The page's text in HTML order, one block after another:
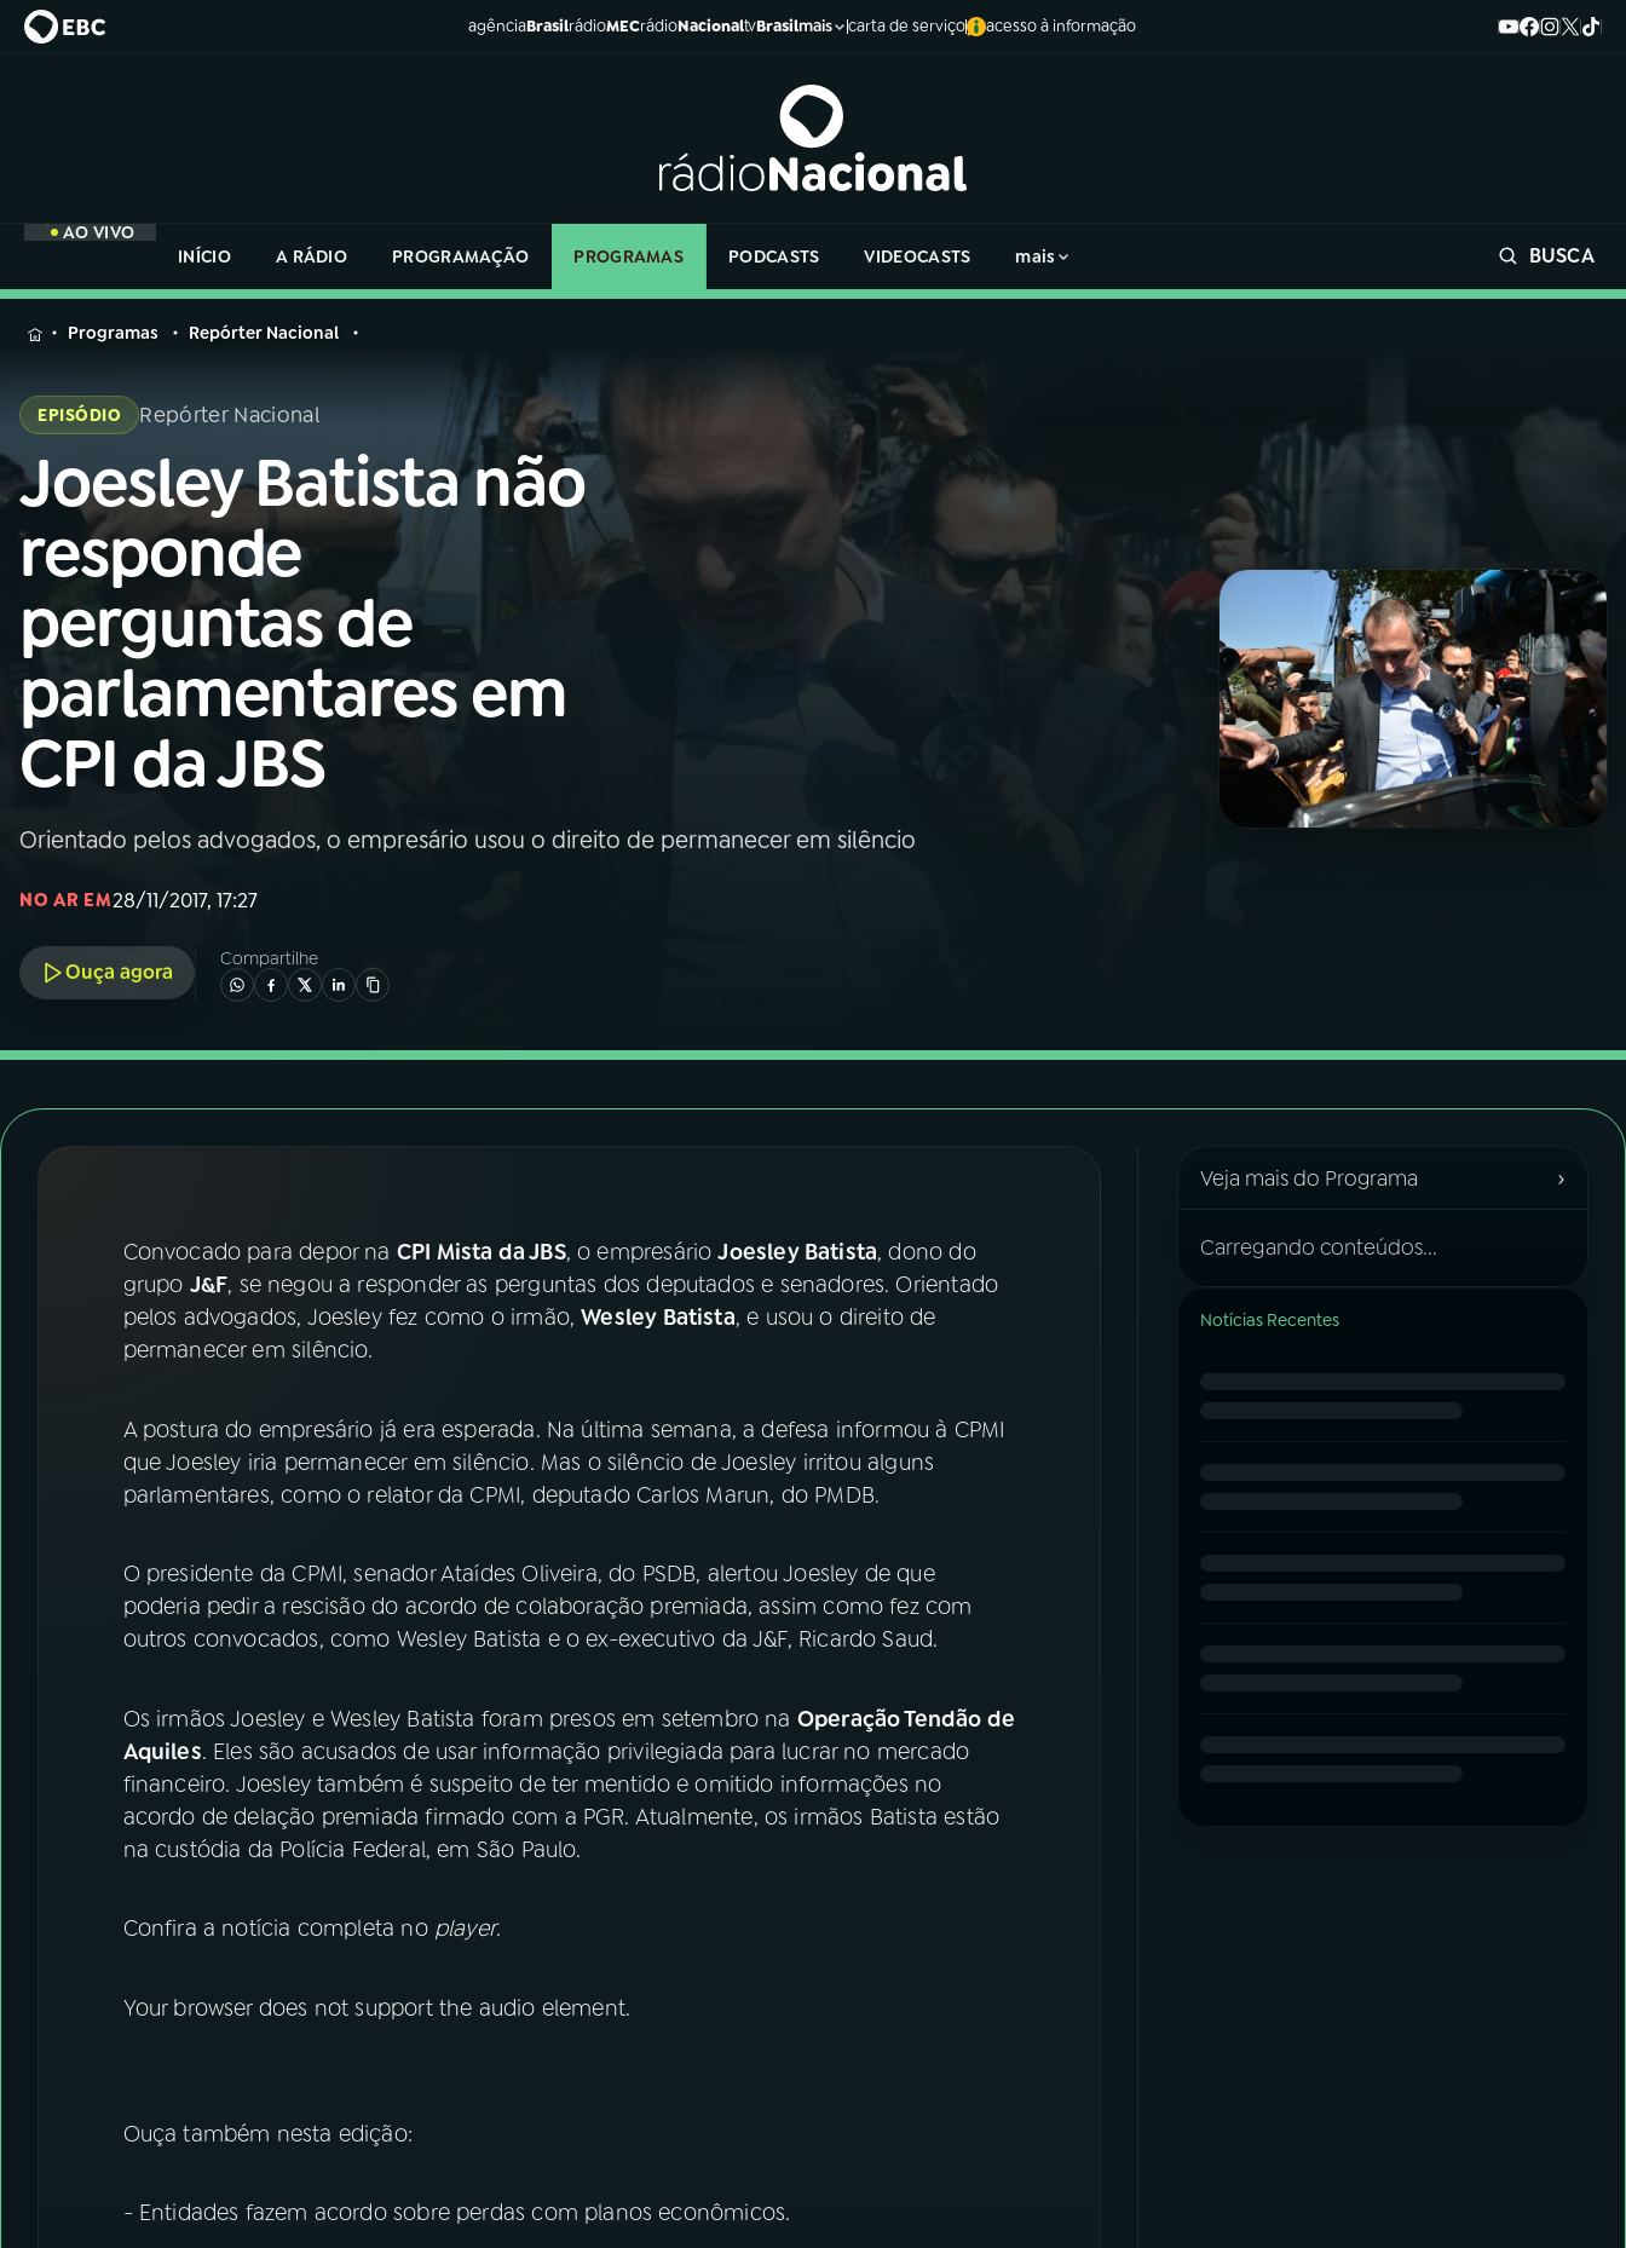
agênciaBrasilrádioMECrádioNacionaltvBrasilmais carta de serviço acesso à informação
AO VIVO
INÍCIO
A RÁDIO PROGRAMAÇÃO PROGRAMAS PODCASTS VIDEOCASTS mais BUSCA
MENU
Buscar
na
Rádio
Nacional
AO VIVO
01 INÍCIO
02 A RÁDIO
03PROGRAMAÇÃO
04PROGRAMAS
ACOMPANHE A RÁDIO NACIONAL
YouTube Facebook
Instagram X
na
Rádio
Programas Repórter Nacional
EPISÓDIO Repórter Nacional
Joesley Batista não
responde
perguntas de
parlamentares em
CPI da JBS
Orientado pelos advogados, o empresário usou o direito de permanecer em silêncio
NO AR EM28/11/2017, 17:27
Ouça agora
Compartilhe
Convocado para depor na CPI Mista da JBS, o empresárioJoesley Batista, dono do
grupo J&F, se negou a responder as perguntas dos deputados e senadores. Orientado
pelos advogados, Joesley fez como o irmão,Wesley Batista, e usou o direito de
permanecer em silêncio.
A postura do empresário já era esperada. Na última semana, a defesa informou à CPMI
que Joesley iria permanecer em silêncio. Mas o silêncio de Joesley irritou alguns
parlamentares, como o relator da CPMI, deputado Carlos Marun, do PMDB.
O presidente da CPMI, senador Ataídes Oliveira, do PSDB, alertou Joesley de que
poderia pedir a rescisão do acordo de colaboração premiada, assim como fez com
outros convocados, como Wesley Batista e o ex-executivo da J&F, Ricardo Saud.
Os irmãos Joesley e Wesley Batista foram presos em setembro na Operação Tendão de
Aquiles. Eles são acusados de usar informação privilegiada para lucrar no mercado
financeiro. Joesley também é suspeito de ter mentido e omitido informações no
acordo de delação premiada firmado com a PGR. Atualmente, os irmãos Batista estão
na custódia da Polícia Federal, em São Paulo.
Confira a notícia completa no player.
Your browser does not support the audio element.
Ouça também nesta edição:
- Entidades fazem acordo sobre perdas com planos econômicos.
Veja mais do Programa ›
Carregando conteúdos...
Notícias Recentes